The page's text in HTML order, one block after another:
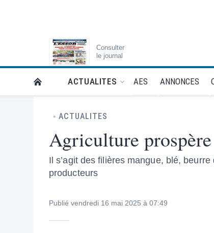
Consulter
le journal
RETOUR À LA PAGE D’ACCUEIL DE L'ESSOR
ACTUALITES AES ANNONCES
ACTUALITES
Agriculture
Il s’agit des filières mangue, blé,
producteurs
Publié vendredi 16 mai 2025 à 07:49